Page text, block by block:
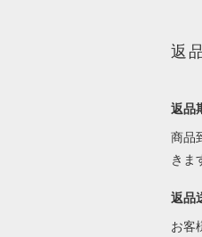
返
返品
商品
きま
返品
お客